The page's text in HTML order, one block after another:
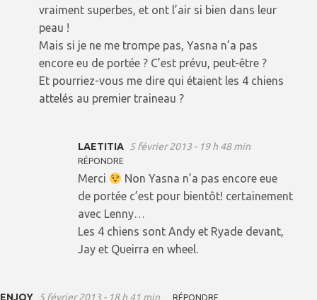
vraiment superbes, et ont l’air si bien dans leur
peau !
Mais si je ne me trompe pas, Yasna n’a pas
encore eu de portée ? C’est prévu, peut-être ?
Et pourriez-vous me dire qui étaient les 4 chiens
attelés au premier traineau ?
LAETITIA 5 février 2013 - 19 h 48 min
RÉPONDRE
Merci
Non Yasna n’a pas encore eue
de portée c’est pour bientôt! certainement
avec Lenny…
Les 4 chiens sont Andy et Ryade devant,
Jay et Queirra en wheel.
ENJOY 5 février 2013 - 18 h 41 min RÉPONDRE